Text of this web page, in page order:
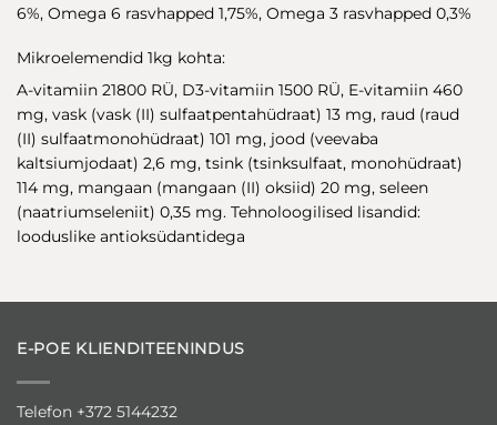
6%, Omega 6 rasvhapped 1,75%, Omega 3 rasvhapped 0,3%
Mikroelemendid 1kg kohta:
A-vitamiin 21800 RÜ, D3-vitamiin 1500 RÜ, E-vitamiin 460
mg, vask (vask (II) sulfaatpentahüdraat) 13 mg, raud (raud
(II) sulfaatmonohüdraat) 101 mg, jood (veevaba
kaltsiumjodaat) 2,6 mg, tsink (tsinksulfaat, monohüdraat)
114 mg, mangaan (mangaan (II) oksiid) 20 mg, seleen
(naatriumseleniit) 0,35 mg. Tehnoloogilised lisandid:
looduslike antioksüdantidega
E-POE KLIENDITEENINDUS
Telefon +372 5144232